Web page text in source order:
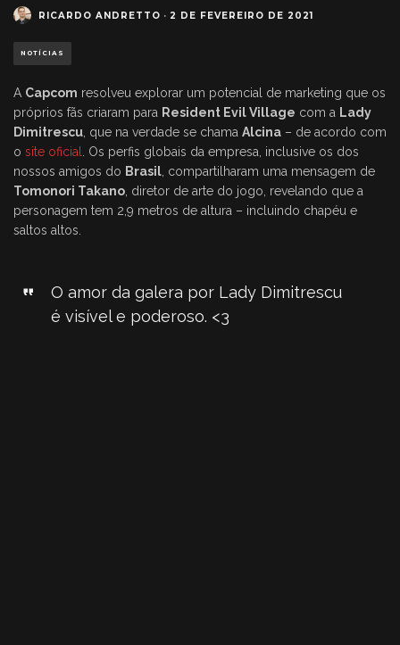
RICARDO ANDRETTO · 2 DE FEVEREIRO DE 2021
NOTÍCIAS
A Capcom resolveu explorar um potencial de marketing que os
próprios fãs criaram para Resident Evil Village com a Lady
Dimitrescu , que na verdade se chama Alcina – de acordo com
o site oficial
. Os perfis globais da empresa, inclusive os dos
nossos amigos do Brasil , compartilharam uma mensagem de
Tomonori Takano , diretor de arte do jogo, revelando que a
personagem tem 2,9 metros de altura – incluindo chapéu e
saltos altos.
O amor da galera por Lady Dimitrescu
é visível e poderoso. <3